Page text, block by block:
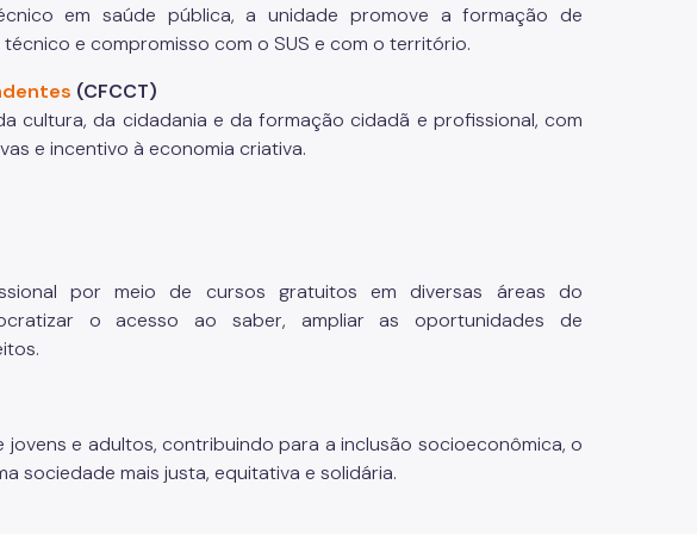
em saúde pública, a unidade promove a formação de
e compromisso com o SUS e com o território.
(CFCCT)
cultura, da cidadania e da formação cidadã e profissional, com
e incentivo à economia criativa.
por meio de cursos gratuitos em diversas áreas do
o acesso ao saber, ampliar as oportunidades de
e adultos, contribuindo para a inclusão socioeconômica, o
sociedade mais justa, equitativa e solidária.